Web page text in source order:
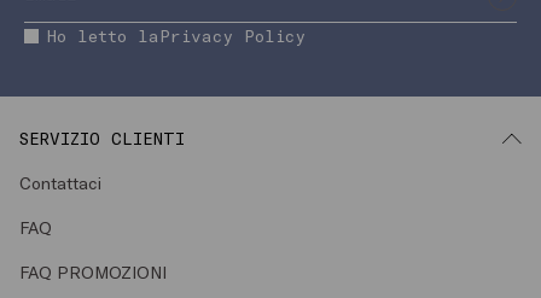
Ho letto la Privacy Policy
SERVIZIO CLIENTI
Contattaci
FAQ
FAQ PROMOZIONI